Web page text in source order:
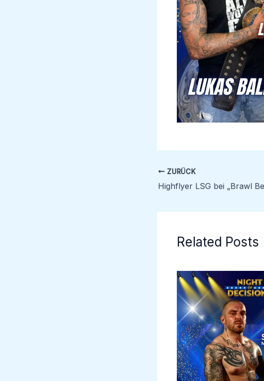
ZURÜCK
Related Posts